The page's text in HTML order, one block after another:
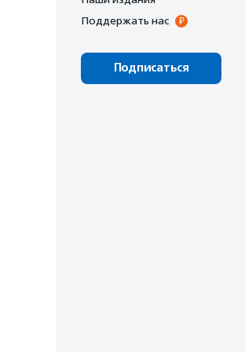
Поддержать нас
Подписаться